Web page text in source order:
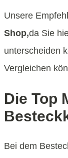
Unsere
Shop,da Sie
unterscheiden
Vergleichen
Die Top
Bei dem